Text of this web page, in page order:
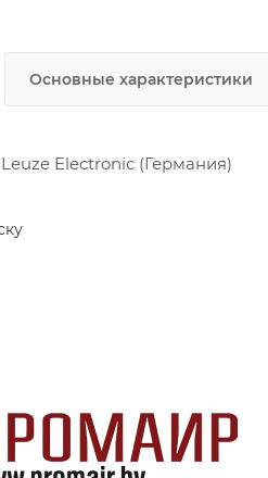
Основные характеристики
Electronic (Германия)